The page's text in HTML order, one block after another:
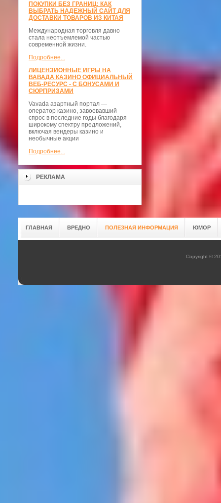
ПОКУПКИ БЕЗ ГРАНИЦ: КАК
ВЫБРАТЬ НАДЕЖНЫЙ САЙТ ДЛЯ
ДОСТАВКИ ТОВАРОВ ИЗ КИТАЯ
Международная торговля давно
стала неотъемлемой частью
современной жизни.
Подробнее...
ЛИЦЕНЗИОННЫЕ ИГРЫ НА
ВАВАДА КАЗИНО ОФИЦИАЛЬНЫЙ
ВЕБ-РЕСУРС - С БОНУСАМИ И
СЮРПРИЗАМИ
Vavada азартный портал —
оператор казино, завоевавший
спрос в последние годы благодаря
широкому спектру предложений,
включая вендеры казино и
необычные акции
Подробнее...
РЕКЛАМА
ГЛАВНАЯ ВРЕДНО ПОЛЕЗНАЯ ИНФОРМАЦИЯ ЮМОР
Copyright ©